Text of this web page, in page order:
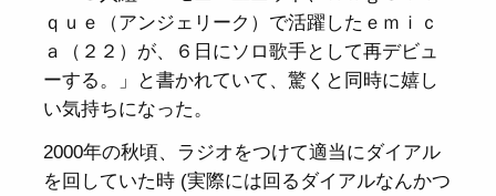
ｑｕｅ（アンジェリーク）で活躍したｅｍｉｃ
ａ（２２）が、６日にソロ歌手として再デビュ
ーする。」と書かれていて、驚くと同時に嬉し
い気持ちになった。
2000年の秋頃、ラジオをつけて適当にダイアル
を回していた時 (実際には回るダイアルなんかつ